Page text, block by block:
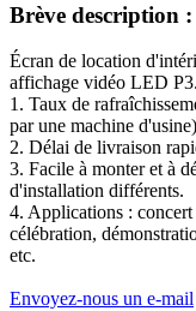
Brève description :
Écran de location
affichage vidéo LED
1. Taux de
par une machine
2. Délai de livraison
3. Facile à monter et à
d'installation différents.
4. Applications : concert
célébration,
etc.
Envoyez-nous un e-mail